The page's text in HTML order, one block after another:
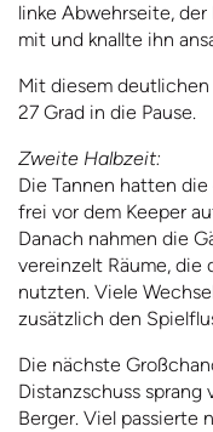
linke Abwehrseite, der
mit und knallte ihn
Mit diesem
27 Grad in die Pause.
Zweite Halbzeit:
Die Tannen hatten
frei vor dem Keeper
Danach nahmen die
vereinzelt Räume, die
nutzten. Viele
zusätzlich den
Die nächste
Distanzschuss
Berger. Viel passierte